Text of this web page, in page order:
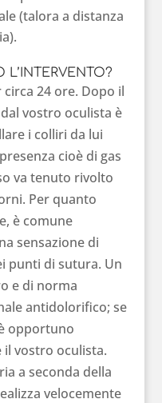
(talora a distanza
L’INTERVENTO?
circa 24 ore. Dopo il
vostro oculista è
i colliri da lui
cioè di gas
va tenuto rivolto
Per quanto
è comune
sensazione di
punti di sutura. Un
e di norma
antidolorifico; se
opportuno
vostro oculista.
a seconda della
velocemente